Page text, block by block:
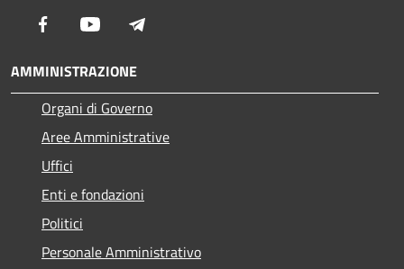
Facebook Youtube
AMMINISTRAZIONE
Organi di Governo
Aree Amministrative
Uffici
Enti e fondazioni
Politici
Personale Amministrativo